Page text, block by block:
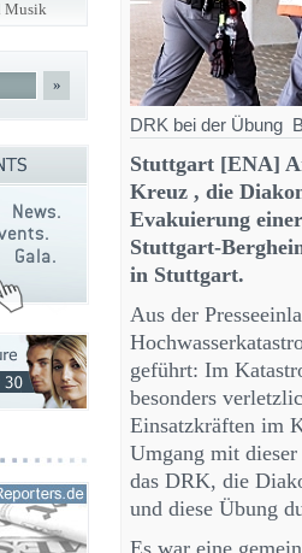
DRK bei der Übung
Stuttgart [ENA]
Kreuz , die
Evakuierung
Stuttgart-
in Stuttgart.
Aus der
geführt: Im
besonders
Einsatzkräften im
Umgang mit
das DRK, die
und diese Übung
Es war eine
Musik
»